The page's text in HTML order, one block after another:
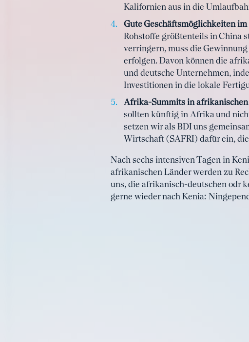
Kalifornien aus in die
Gute Geschäftsmöglichkeiten im
Rohstoffe größtenteils in China
verringern, muss die
erfolgen. Davon können die
und deutsche Unternehmen,
Investitionen in die lokale
Afrika-Summits in
sollten künftig in Afrika und
setzen wir als BDI uns
Wirtschaft (SAFRI) dafür ein,
Nach sechs intensiven Tagen in
afrikanischen Länder werden zu
uns, die afrikanisch-deutschen odr
gerne wieder nach Kenia: